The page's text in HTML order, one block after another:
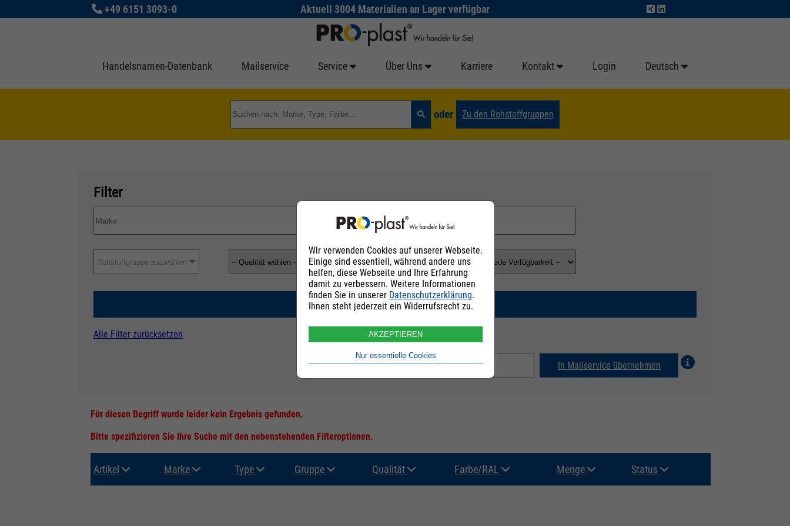
+49 6151 3093-0 Aktuell 3004 Materialien an Lager verfügbar
Handelsnamen-Datenbank Mailservice Service Über Uns Karriere Kontakt Login Deutsch
oder Zu den Rohstoffgruppen
Filter
Rohstoffgruppe auswählen
SUCHEN
Alle Filter zurücksetzen
In Mailservice übernehmen
Für diesen Begriff wurde leider kein Ergebnis gefunden.
Bitte spezifizieren Sie Ihre Suche mit den nebenstehenden Filteroptionen.
Artikel Marke Type Gruppe Qualität Farbe/RAL Menge Status
Wir verwenden Cookies auf unserer Webseite.
Einige sind essentiell, während andere uns
helfen, diese Webseite und Ihre Erfahrung
damit zu verbessern. Weitere Informationen
finden Sie in unserer Datenschutzerklärung.
Ihnen steht jederzeit ein Widerrufsrecht zu.
AKZEPTIEREN
Nur essentielle Cookies